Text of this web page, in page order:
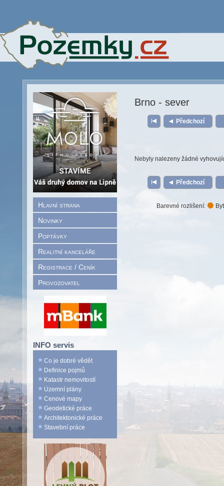
Hlavní strana
Novinky
Poptávky
Realitní kanceláře
Registrace / Ceník
Provozovatel
INFO servis
Co je dobré vědět
Definice pojmů
Katastr nemovitostí
Územní plány
Cenové mapy
Geodetické práce
Architektonické práce
Stavební práce
Brno - sever
Předchozí
Nebyly nalezeny žádné
Předchozí
Barevné rozlišení: